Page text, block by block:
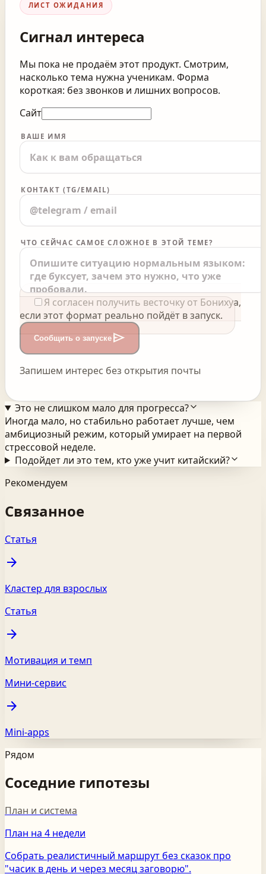
ЛИСТ ОЖИДАНИЯ
Сигнал интереса
Мы пока не продаём этот продукт. Смотрим,
насколько тема нужна ученикам. Форма
короткая: без звонков и лишних вопросов.
Сайт
ВАШЕ ИМЯ
КОНТАКТ (TG/EMAIL)
ЧТО СЕЙЧАС САМОЕ СЛОЖНОЕ В ЭТОЙ ТЕМЕ?
Я согласен получить весточку от Бонихуа,
если этот формат реально пойдёт в запуск.
Сообщить о запускеsend
Запишем интерес без открытия почты
Это не слишком мало для прогресса?
Иногда мало, но стабильно работает лучше, чем
амбициозный режим, который умирает на первой
стрессовой неделе.
Подойдет ли это тем, кто уже учит китайский?
Рекомендуем
Связанное
Статья
arrow_forward
Кластер для взрослых
Статья
arrow_forward
Мотивация и темп
Мини-сервис
arrow_forward
Mini-apps
Рядом
Соседние гипотезы
План и система
План на 4 недели
Собрать реалистичный маршрут без сказок про
"часик в день и через месяц заговорю".